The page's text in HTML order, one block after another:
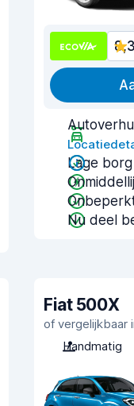
8,3
Lage borg
Nu deel
Fiat 500X
of vergelijkbaar
Handmatig